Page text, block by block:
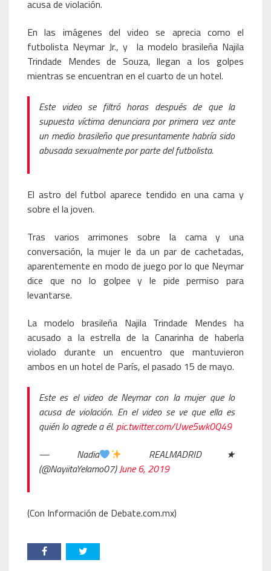
acusa de violación.
En las imágenes del video se aprecia como el
futbolista Neymar Jr., y la modelo brasileña Najila
Trindade Mendes de Souza, llegan a los golpes
mientras se encuentran en el cuarto de un hotel.
Este video se filtró horas después de que la
supuesta víctima denunciara por primera vez ante
un medio brasileño que presuntamente habría sido
abusada sexualmente por parte del futbolista.
El astro del futbol aparece tendido en una cama y
sobre el la joven.
Tras varios arrimones sobre la cama y una
conversación, la mujer le da un par de cachetadas,
aparentemente en modo de juego por lo que Neymar
dice que no lo golpee y le pide permiso para
levantarse.
La modelo brasileña Najila Trindade Mendes ha
acusado a la estrella de la Canarinha de haberla
violado durante un encuentro que mantuvieron
ambos en un hotel de París, el pasado 15 de mayo.
Este es el video de Neymar con la mujer que lo
acusa de violación. En el video se ve que ella es
quién lo agrede a él.pic.twitter.com/Uwe5wk0Q49
— Nadia
REALMADRID★
(@NayiitaYelamo07)June 6, 2019
(Con Información de Debate.com.mx)